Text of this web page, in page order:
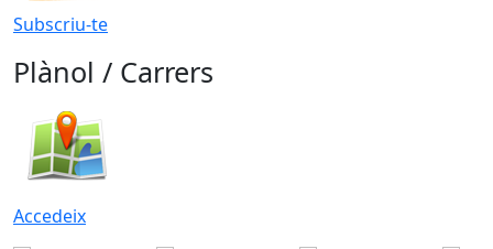
Subscriu-te
Plànol / Carrers
Accedeix